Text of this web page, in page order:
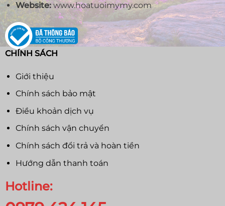
Website:www.hoatuoimymy.com
CHÍNH SÁCH
Giới thiệu
Chính sách bảo mật
Điều khoản dịch vụ
Chính sách vận chuyển
Chính sách đổi trả và hoàn tiền
Hướng dẫn thanh toán
Hotline: